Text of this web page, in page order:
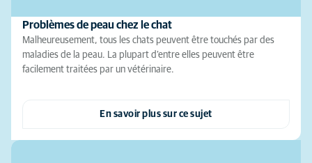
Problèmes de peau chez le chat
Malheureusement, tous les chats peuvent être touchés par des
maladies de la peau. La plupart d’entre elles peuvent être
facilement traitées par un vétérinaire.
En savoir plus sur ce sujet